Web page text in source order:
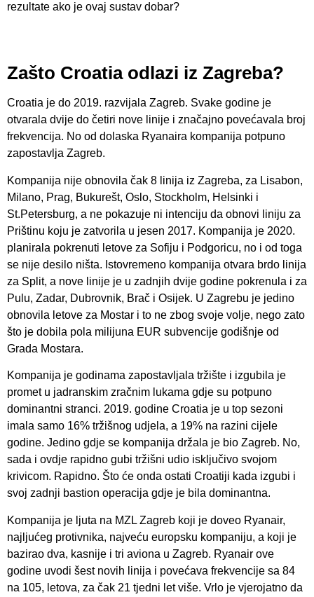
rezultate ako je ovaj sustav dobar?
Zašto Croatia odlazi iz Zagreba?
Croatia je do 2019. razvijala Zagreb. Svake godine je
otvarala dvije do četiri nove linije i značajno povećavala broj
frekvencija. No od dolaska Ryanaira kompanija potpuno
zapostavlja Zagreb.
Kompanija nije obnovila čak 8 linija iz Zagreba, za Lisabon,
Milano, Prag, Bukurešt, Oslo, Stockholm, Helsinki i
St.Petersburg, a ne pokazuje ni intenciju da obnovi liniju za
Prištinu koju je zatvorila u jesen 2017. Kompanija je 2020.
planirala pokrenuti letove za Sofiju i Podgoricu, no i od toga
se nije desilo ništa. Istovremeno kompanija otvara brdo linija
za Split, a nove linije je u zadnjih dvije godine pokrenula i za
Pulu, Zadar, Dubrovnik, Brač i Osijek. U Zagrebu je jedino
obnovila letove za Mostar i to ne zbog svoje volje, nego zato
što je dobila pola milijuna EUR subvencije godišnje od
Grada Mostara.
Kompanija je godinama zapostavljala tržište i izgubila je
promet u jadranskim zračnim lukama gdje su potpuno
dominantni stranci. 2019. godine Croatia je u top sezoni
imala samo 16% tržišnog udjela, a 19% na razini cijele
godine. Jedino gdje se kompanija držala je bio Zagreb. No,
sada i ovdje rapidno gubi tržišni udio isključivo svojom
krivicom. Rapidno. Što će onda ostati Croatiji kada izgubi i
svoj zadnji bastion operacija gdje je bila dominantna.
Kompanija je ljuta na MZL Zagreb koji je doveo Ryanair,
najljućeg protivnika, najveću europsku kompaniju, a koji je
bazirao dva, kasnije i tri aviona u Zagreb. Ryanair ove
godine uvodi šest novih linija i povećava frekvencije sa 84
na 105, letova, za čak 21 tjedni let više. Vrlo je vjerojatno da